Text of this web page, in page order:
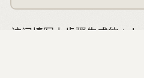
访问填写上步骤生成的 token